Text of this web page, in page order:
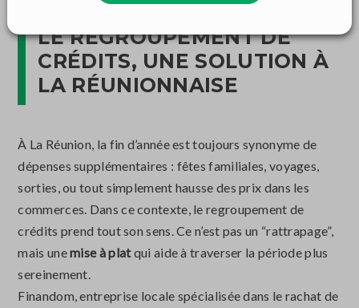
LE REGROUPEMENT DE
CRÉDITS, UNE SOLUTION À
LA RÉUNIONNAISE
À La Réunion, la fin d’année est toujours synonyme de
dépenses supplémentaires : fêtes familiales, voyages,
sorties, ou tout simplement hausse des prix dans les
commerces. Dans ce contexte, le regroupement de
crédits prend tout son sens. Ce n’est pas un “rattrapage”,
mais unemise à platqui aide à traverser la période plus
sereinement.
Finandom, entreprise locale spécialisée dans le rachat de